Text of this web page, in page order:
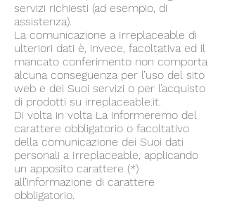
servizi richiesti (ad esempio, di
assistenza).
La comunicazione a Irreplaceable di
ulteriori dati è, invece, facoltativa ed il
mancato conferimento non comporta
alcuna conseguenza per l’uso del sito
web e dei Suoi servizi o per l’acquisto
di prodotti su irreplaceable.it.
Di volta in volta La informeremo del
carattere obbligatorio o facoltativo
della comunicazione dei Suoi dati
personali a Irreplaceable, applicando
un apposito carattere (*)
all’informazione di carattere
obbligatorio.